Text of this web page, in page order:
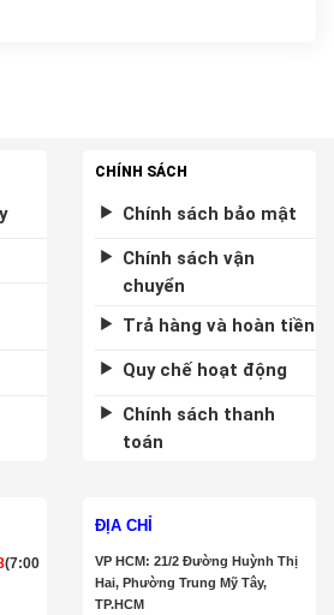
CHÍNH SÁCH
Chính sách bảo mật
Chính sách vận
chuyển
Trả hàng và hoàn tiền
Quy chế hoạt động
Chính sách thanh
toán
(7:00
ĐỊA CHỈ
VP HCM: 21/2 Đường Huỳnh Thị
Hai, Phường Trung Mỹ Tây,
TP.HCM